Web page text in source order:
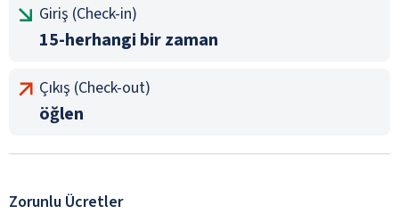
Giriş (Check-in)
15-herhangi bir zaman
Çıkış (Check-out)
öğlen
Zorunlu Ücretler